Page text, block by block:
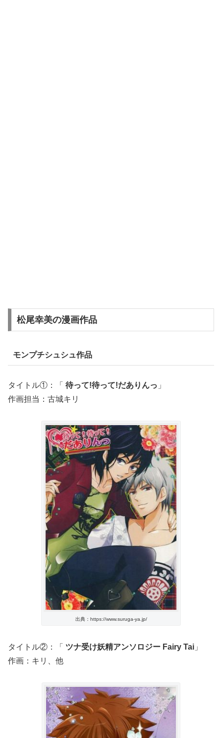
松尾幸美の漫画作品
モンプチシュシュ作品
タイトル①：「 待って!待って!だありんっ 」
作画担当：古城キリ
出典：https://www.suruga-ya.jp/
タイトル②：「 ツナ受け妖精アンソロジー Fairy Tai 」
作画：キリ、他